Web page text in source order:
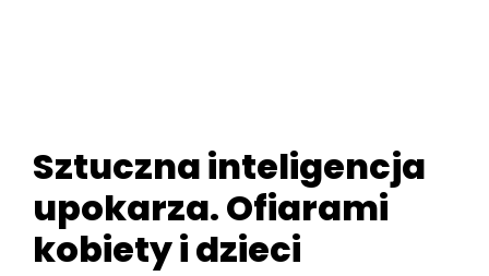
Sztuczna inteligencja
upokarza. Ofiarami
kobiety i dzieci